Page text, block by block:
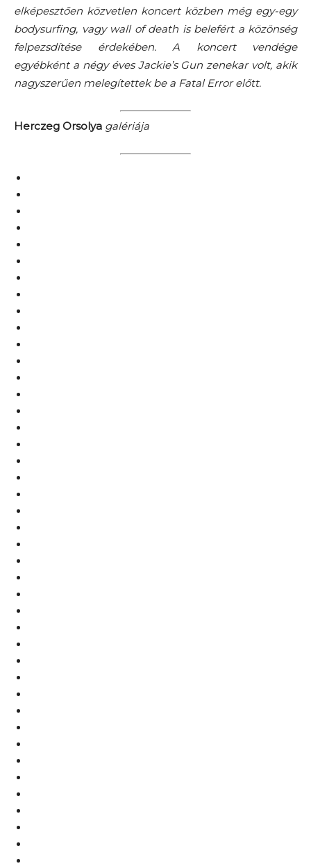
elképesztően közvetlen koncert közben még egy-egy
bodysurfing, vagy wall of death is belefért a közönség
felpezsdítése érdekében. A koncert vendége
egyébként a négy éves Jackie’s Gun zenekar volt, akik
nagyszerűen melegítettek be a Fatal Error előtt.
Herczeg Orsolya galériája